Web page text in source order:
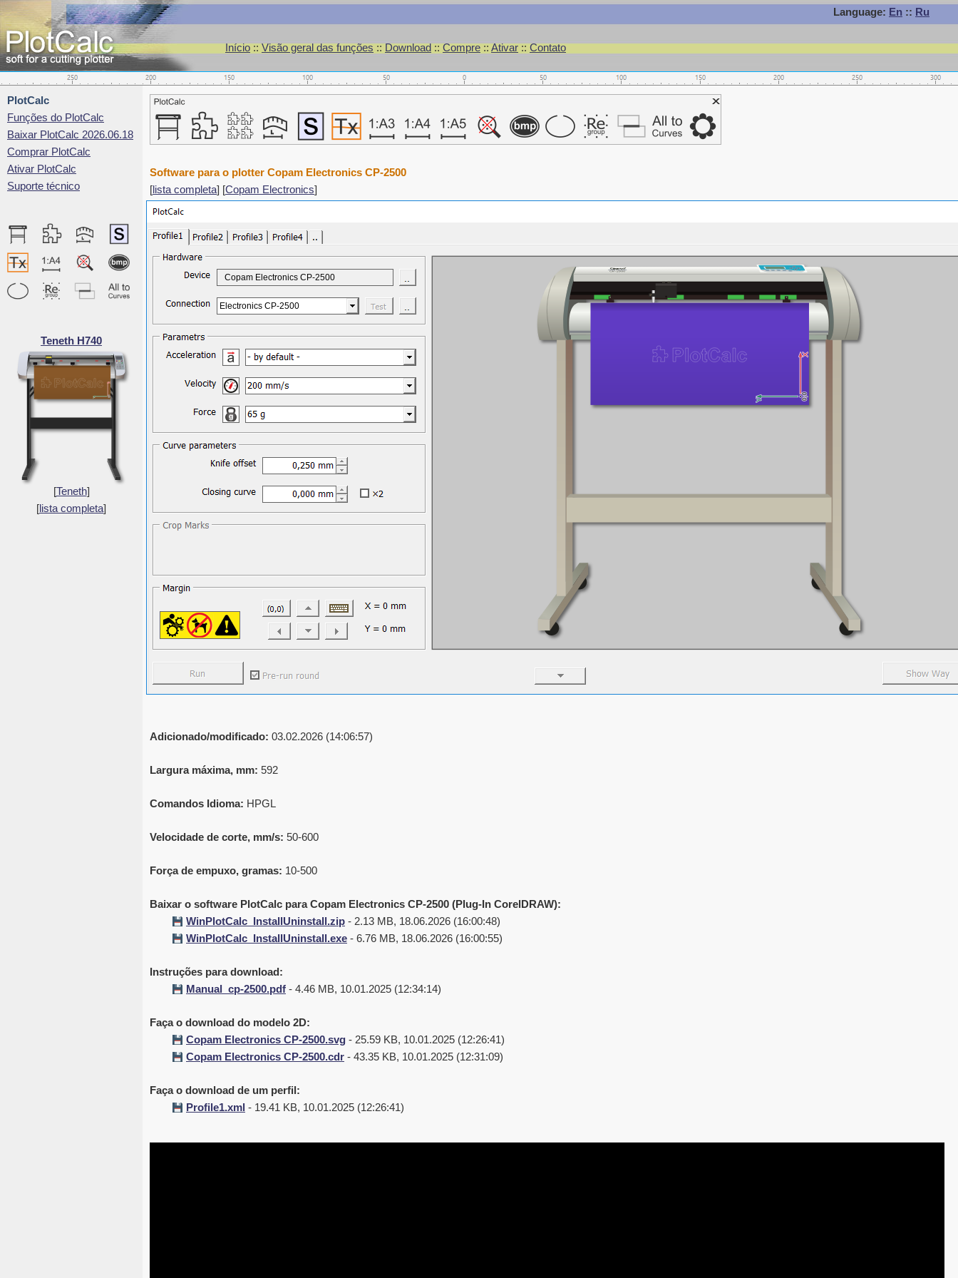
Language: En :: Ru
Início::Visão geral das funções::Download::Compre::Ativar::Contato
PlotCalc
Funções do PlotCalc
Baixar PlotCalc 2026.06.18
Comprar PlotCalc
Ativar PlotCalc
Suporte técnico
Teneth H740
[Teneth]
[lista completa]
Software para o plotter Copam Electronics CP-2500
[lista completa] [Copam Electronics]
Copam Electronics CP-2500
Electronics CP-2500
Adicionado/modificado: 03.02.2026 (14:06:57)
Largura máxima, mm: 592
Comandos Idioma: HPGL
Velocidade de corte, mm/s: 50-600
Força de empuxo, gramas: 10-500
Baixar o software PlotCalc para Copam Electronics CP-2500 (Plug-In CorelDRAW):
WinPlotCalc_InstallUninstall.zip - 2.13 MB, 18.06.2026 (16:00:48)
WinPlotCalc_InstallUninstall.exe - 6.76 MB, 18.06.2026 (16:00:55)
Instruções para download:
Manual_cp-2500.pdf - 4.46 MB, 10.01.2025 (12:34:14)
Faça o download do modelo 2D:
Copam Electronics CP-2500.svg - 25.59 KB, 10.01.2025 (12:26:41)
Copam Electronics CP-2500.cdr - 43.35 KB, 10.01.2025 (12:31:09)
Faça o download de um perfil:
Profile1.xml - 19.41 KB, 10.01.2025 (12:26:41)